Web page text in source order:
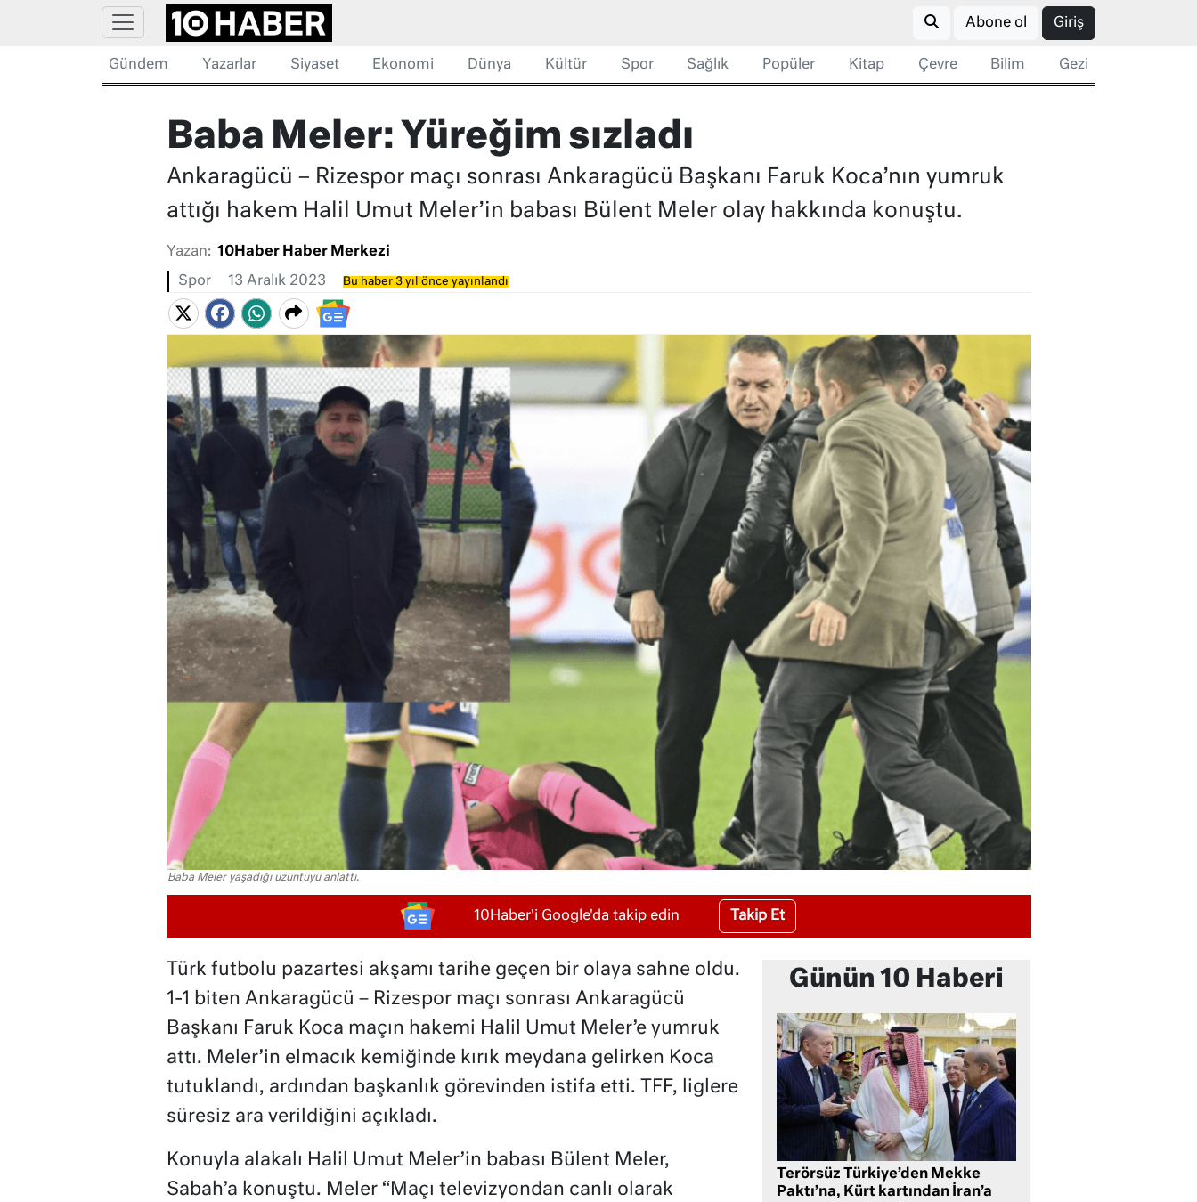
Abone ol Giriş
Gündem Yazarlar Siyaset Ekonomi Dünya Kültür Spor Sağlık Popüler Kitap Çevre Bilim Gezi
Baba Meler: Yüreğim sızladı
Ankaragücü – Rizespor maçı sonrası Ankaragücü Başkanı Faruk Koca’nın yumruk
attığı hakem Halil Umut Meler’in babası Bülent Meler olay hakkında konuştu.
Yazan: 10Haber Haber Merkezi
Spor 13 Aralık 2023 Bu haber 3 yıl önce yayınlandı
Baba Meler yaşadığı üzüntüyü anlattı.
10Haber'i Google'da takip edin Takip Et
Türk futbolu pazartesi akşamı tarihe geçen bir olaya sahne oldu.
1-1 biten Ankaragücü – Rizespor maçı sonrası Ankaragücü
Başkanı Faruk Koca maçın hakemi Halil Umut Meler’e yumruk
attı. Meler’in elmacık kemiğinde kırık meydana gelirken Koca
tutuklandı, ardından başkanlık görevinden istifa etti. TFF, liglere
süresiz ara verildiğini açıkladı.
Konuyla alakalı Halil Umut Meler’in babası Bülent Meler,
Sabah’a konuştu. Meler “Maçı televizyondan canlı olarak
Günün 10 Haberi
Terörsüz Türkiye’den Mekke
Paktı’na, Kürt kartından İran’a